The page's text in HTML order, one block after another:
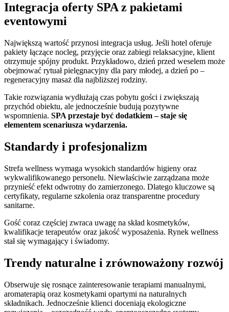
Integracja oferty SPA z pakietami
eventowymi
Największą wartość przynosi integracja usług. Jeśli hotel oferuje
pakiety łączące nocleg, przyjęcie oraz zabiegi relaksacyjne, klient
otrzymuje spójny produkt. Przykładowo, dzień przed weselem może
obejmować rytuał pielęgnacyjny dla pary młodej, a dzień po –
regeneracyjny masaż dla najbliższej rodziny.
Takie rozwiązania wydłużają czas pobytu gości i zwiększają
przychód obiektu, ale jednocześnie budują pozytywne
wspomnienia. SPA przestaje być dodatkiem – staje się
elementem scenariusza wydarzenia.
Standardy i profesjonalizm
Strefa wellness wymaga wysokich standardów higieny oraz
wykwalifikowanego personelu. Niewłaściwie zarządzana może
przynieść efekt odwrotny do zamierzonego. Dlatego kluczowe są
certyfikaty, regularne szkolenia oraz transparentne procedury
sanitarne.
Gość coraz częściej zwraca uwagę na skład kosmetyków,
kwalifikacje terapeutów oraz jakość wyposażenia. Rynek wellness
stał się wymagający i świadomy.
Trendy naturalne i zrównoważony rozwój
Obserwuje się rosnące zainteresowanie terapiami manualnymi,
aromaterapią oraz kosmetykami opartymi na naturalnych
składnikach. Jednocześnie klienci doceniają ekologiczne